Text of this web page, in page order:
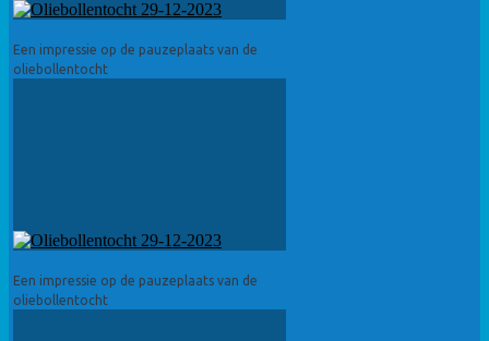
Een impressie op de pauzeplaats van de
oliebollentocht
Een impressie op de pauzeplaats van de
oliebollentocht